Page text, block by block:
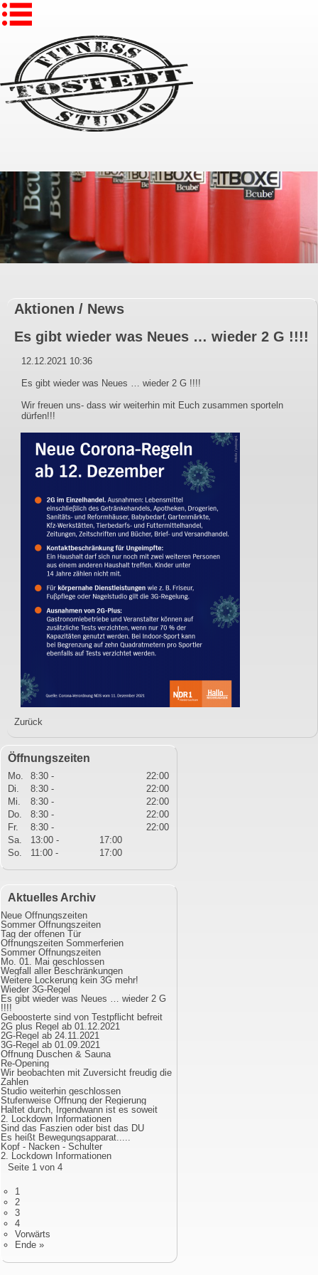
Aktionen / News
Es gibt wieder was Neues … wieder 2 G !!!!
12.12.2021 10:36
Es gibt wieder was Neues … wieder 2 G !!!!
Wir freuen uns- dass wir weiterhin mit Euch zusammen sporteln
dürfen!!!
Zurück
Öffnungszeiten
Mo. 8:30 -
22:00
Di.
8:30 -
22:00
Mi.
8:30 -
22:00
Do.
8:30 -
22:00
Fr.
8:30 -
22:00
Sa.
13:00 -
17:00
So.
11:00 - 17:00
Aktuelles Archiv
Neue Öffnungszeiten
Sommer Öffnungszeiten
Tag der offenen Tür
Öffnungszeiten Sommerferien
Sommer Öffnungszeiten
Mo. 01. Mai geschlossen
Wegfall aller Beschränkungen
Weitere Lockerung kein 3G mehr!
Wieder 3G-Regel
Es gibt wieder was Neues … wieder 2 G
!!!!
Geboosterte sind von Testpflicht befreit
2G plus Regel ab 01.12.2021
2G-Regel ab 24.11.2021
3G-Regel ab 01.09.2021
Öffnung Duschen & Sauna
Re-Opening
Wir beobachten mit Zuversicht freudig die
Zahlen
Studio weiterhin geschlossen
Stufenweise Öffnung der Regierung
Haltet durch, Irgendwann ist es soweit
2. Lockdown Informationen
Sind das Faszien oder bist das DU
Es heißt Bewegungsapparat.....
Kopf - Nacken - Schulter
2. Lockdown Informationen
Seite 1 von 4
1
2
3
4
Vorwärts
Ende »